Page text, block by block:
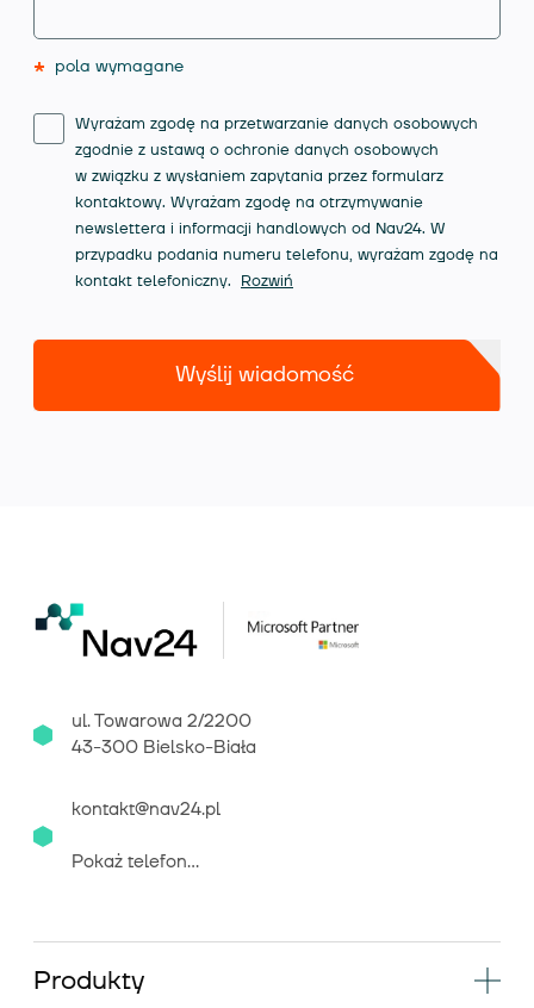
* pola wymagane
Wyrażam zgodę na przetwarzanie danych osobowych
zgodnie z ustawą o ochronie danych osobowych
w związku z wysłaniem zapytania przez formularz
kontaktowy. Wyrażam zgodę na otrzymywanie
newslettera i informacji handlowych od Nav24. W
przypadku podania numeru telefonu, wyrażam zgodę na
kontakt telefoniczny.
Rozwiń
Wyślij wiadomość
ul. Towarowa 2/2200
43-300 Bielsko-Biała
kontakt@nav24.pl
Pokaż telefon...
Produkty